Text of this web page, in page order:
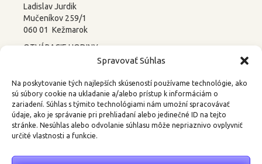
Spravovať Súhlas
Na poskytovanie tých najlepších skúseností používame technológie, ako
sú súbory cookie na ukladanie a/alebo prístup k informáciám o
zariadení. Súhlas s týmito technológiami nám umožní spracovávať
údaje, ako je správanie pri prehliadaní alebo jedinečné ID na tejto
stránke. Nesúhlas alebo odvolanie súhlasu môže nepriaznivo ovplyvniť
určité vlastnosti a funkcie.
Ladislav Jurdik
Mučeníkov 259/1
060 01 Kežmarok
OTVÁRACIE HODINY:
PONDELOK – PIATOK
SOBOTA – NEDEĽA
ZATVORENÉ
tel.: 052 4522367, 0905 219488
email:3d@kkweb.sk